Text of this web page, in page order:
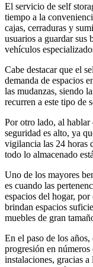
El servicio de self
tiempo a la
cajas, cerraduras y
usuarios a guardar sus
vehículos
Cabe destacar que el
demanda de espacios
las mudanzas, siendo
recurren a este tipo de
Por otro lado, al hablar
seguridad es alto, ya
vigilancia las 24 horas
todo lo almacenado
Uno de los mayores
es cuando las
espacios del hogar,
brindan espacios
muebles de gran
En el paso de los
progresión en números
instalaciones, gracias